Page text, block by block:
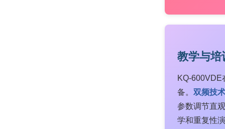
教学与培
KQ-600VDE
备。 双频技术
参数调节直
学和重复性